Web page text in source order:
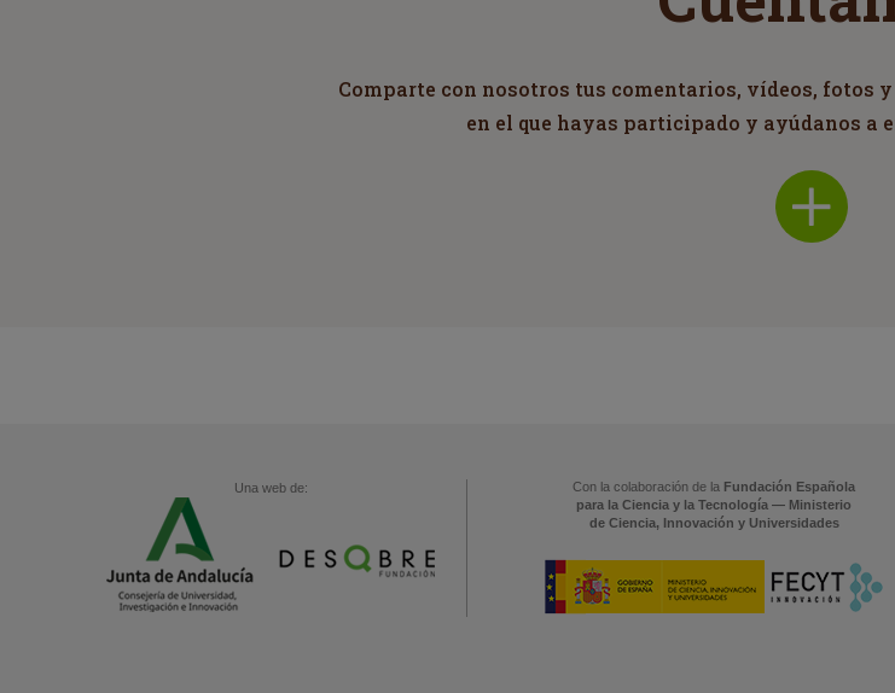
Comparte con nosotros tus comentarios, vídeos, fotos
en el que hayas participado y ayúdanos a
Una web de: Con la colaboración de la Fundación Española
para la Ciencia y la Tecnología — Ministerio
de Ciencia, Innovación y Universidades